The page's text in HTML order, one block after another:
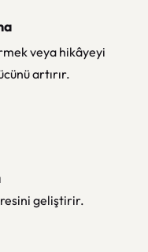
veya hikâyeyi
artırır.
geliştirir.